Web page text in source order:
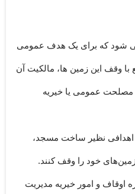
شود که برای یک هدف عمومی
وقف این زمین ها، مالکیت آن
مصلحت عمومی یا خیریه
اهدافی نظیر ساخت مسجد،
زمین‌های خود را وقف کنند.
اوقاف و امور خیریه مدیریت